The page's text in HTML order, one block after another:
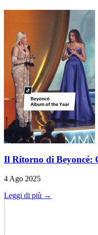
Il Ritorno di Beyoncé:
4 Ago 2025
Leggi di più →